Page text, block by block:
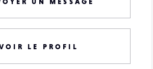
UN MESSAGE
LE PROFIL